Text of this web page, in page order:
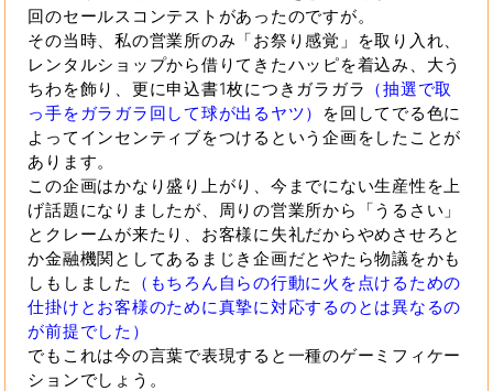
回のセールスコンテストがあったのですが。
その当時、私の営業所のみ「お祭り感覚」を取り入れ、
レンタルショップから借りてきたハッピを着込み、大う
ちわを飾り、更に申込書1枚につきガラガラ （抽選で取
っ手をガラガラ回して球が出るヤツ） を回してでる色に
よってインセンティブをつけるという企画をしたことが
あります。
この企画はかなり盛り上がり、今までにない生産性を上
げ話題になりましたが、周りの営業所から「うるさい」
とクレームが来たり、お客様に失礼だからやめさせろと
か金融機関としてあるまじき企画だとやたら物議をかも
しもしました
（もちろん自らの行動に火を点けるための
仕掛けとお客様のために真摯に対応するのとは異なるの
が前提でした）
でもこれは今の言葉で表現すると一種のゲーミフィケー
ションでしょう。